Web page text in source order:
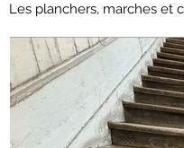
Les planchers, marches et